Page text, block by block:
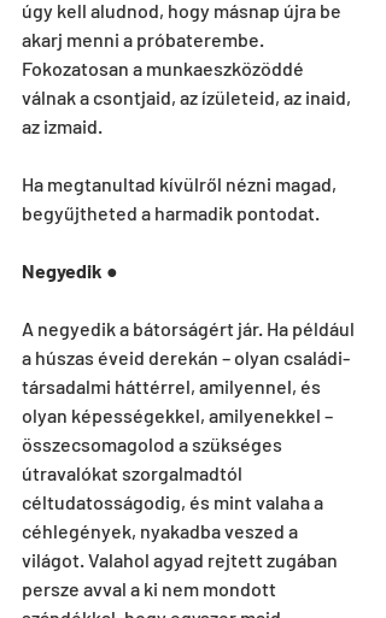
úgy kell aludnod, hogy másnap újra be
akarj menni a próbaterembe.
Fokozatosan a munkaeszközöddé
válnak a csontjaid, az ízületeid, az inaid,
az izmaid.
Ha megtanultad kívülről nézni magad,
begyűjtheted a harmadik pontodat.
Negyedik ●
A negyedik a bátorságért jár. Ha például
a húszas éveid derekán – olyan családi-
társadalmi háttérrel, amilyennel, és
olyan képességekkel, amilyenekkel –
összecsomagolod a szükséges
útravalókat szorgalmadtól
céltudatosságodig, és mint valaha a
céhlegények, nyakadba veszed a
világot. Valahol agyad rejtett zugában
persze avval a ki nem mondott